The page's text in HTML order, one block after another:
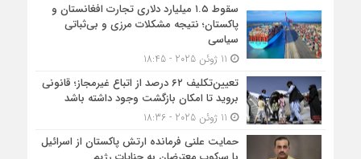
سقوط ۱.۵ میلیارد دلاری تجارت افغانستان و
پاکستان؛ نتیجه مشکلات مرزی و بی‌ثباتی
سیاسی
تعیین‌تکلیف ۶۲ درصد از اتباع غیرمجاز؛ قانونی
بروید تا امکان بازگشت وجود داشته باشد
حمایت علنی فرمانده ارتش پاکستان از اسرائیل